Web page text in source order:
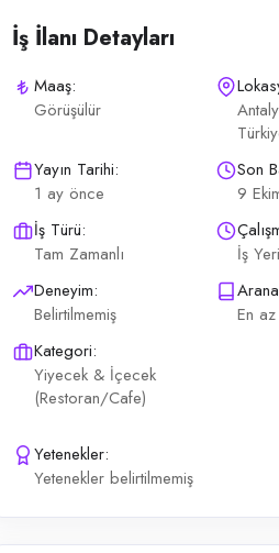
ürünlerinin pişirilmesi Pişirme
İş İlanı Detayları
Maaş:
Görüşülür
Yayın Tarihi:
1 ay önce
Son
9
İş Türü:
Tam Zamanlı
İş
Deneyim:
Belirtilmemiş
En
Kategori:
Yiyecek & İçecek
(Restoran/Cafe)
Yetenekler:
Yetenekler belirtilmemiş